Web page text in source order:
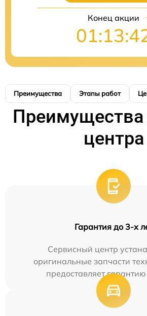
Конец акции
Преимущества Этапы работ
Преимущества
центра
Гарантия до 3-х
Сервисный центр
оригинальные запчасти
предоставляет гарантию